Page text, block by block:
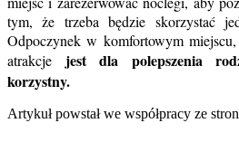
tym, że trzeba będzie skorzystać
Odpoczynek w komfortowym
atrakcje jest dla polepszenia
korzystny.
Artykuł powstał we współpracy ze